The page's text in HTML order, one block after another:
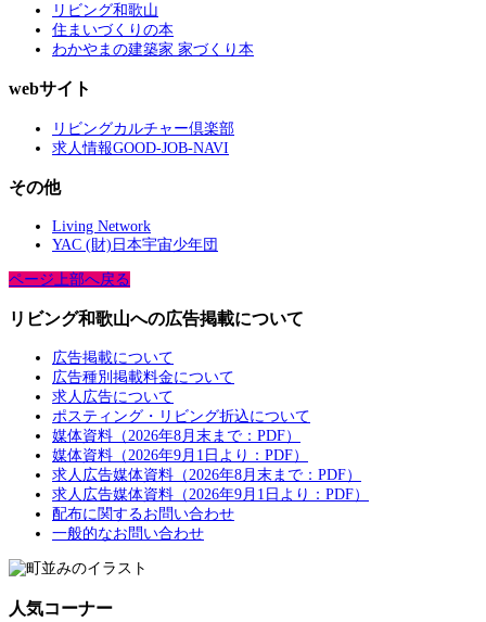
リビング和歌山
住まいづくりの本
わかやまの建築家 家づくり本
webサイト
リビングカルチャー倶楽部
求人情報GOOD-JOB-NAVI
その他
Living Network
YAC (財)日本宇宙少年団
ページ上部へ戻る
リビング和歌山への広告掲載について
広告掲載について
広告種別掲載料金について
求人広告について
ポスティング・リビング折込について
媒体資料（2026年8月末まで：PDF）
媒体資料（2026年9月1日より：PDF）
求人広告媒体資料（2026年8月末まで：PDF）
求人広告媒体資料（2026年9月1日より：PDF）
配布に関するお問い合わせ
一般的なお問い合わせ
人気コーナー